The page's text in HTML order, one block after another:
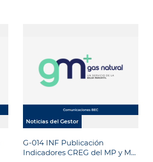
Noticias del Gestor
G-014 INF Publicación
Indicadores CREG del MP y MS